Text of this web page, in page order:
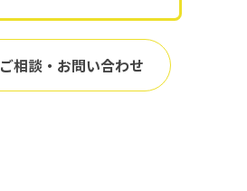
ご相談・お問い合わせ